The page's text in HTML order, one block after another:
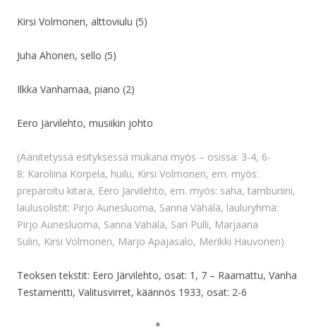
Kirsi Volmonen, alttoviulu (5)
Juha Ahonen, sello (5)
Ilkka Vanhamaa, piano (2)
Eero Järvilehto, musiikin johto
(Äänitetyssä esityksessä mukana myös – osissa: 3-4, 6-
8: Karoliina Korpela, huilu, Kirsi Volmonen, em. myös:
preparoitu kitara, Eero Järvilehto, em. myös: saha, tamburiini,
laulusolistit: Pirjo Aunesluoma, Sanna Vähälä, lauluryhmä:
Pirjo Aunesluoma, Sanna Vähälä, Sari Pulli, Marjaana
Sulin, Kirsi Volmonen, Marjo Apajasalo, Merikki Hauvonen)
Teoksen tekstit: Eero Järvilehto, osat: 1, 7 – Raamattu, Vanha
Testamentti, Valitusvirret, käännös 1933, osat: 2-6
*